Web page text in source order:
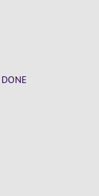
DONE